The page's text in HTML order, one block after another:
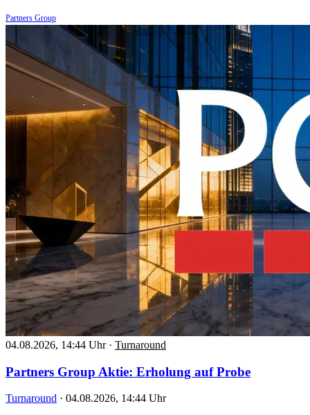
Partners Group
04.08.2026, 14:44 Uhr · Turnaround
Partners Group Aktie: Erholung auf Probe
Turnaround · 04.08.2026, 14:44 Uhr